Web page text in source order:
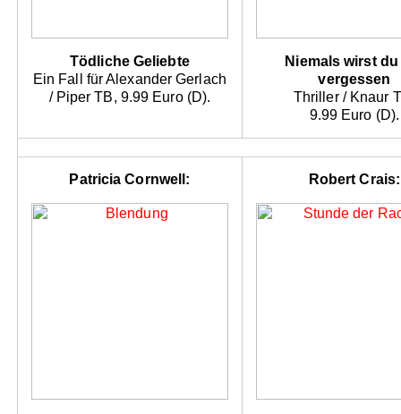
Tödliche Geliebte
Ein Fall für Alexander Gerlach
/ Piper TB, 9.99 Euro (D).
Niemals wirst
vergessen
Thriller / Knaur
9.99 Euro (D).
Patricia Cornwell: Robert Crais: